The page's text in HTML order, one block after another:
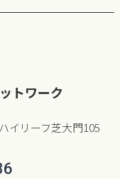
トワーク
イリーフ芝大門105